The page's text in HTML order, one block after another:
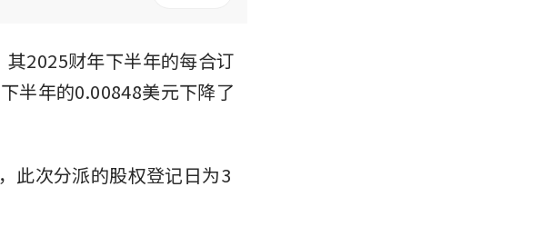
2025财年下半年的每合订
半年的0.00848美元下降了
此次分派的股权登记日为3